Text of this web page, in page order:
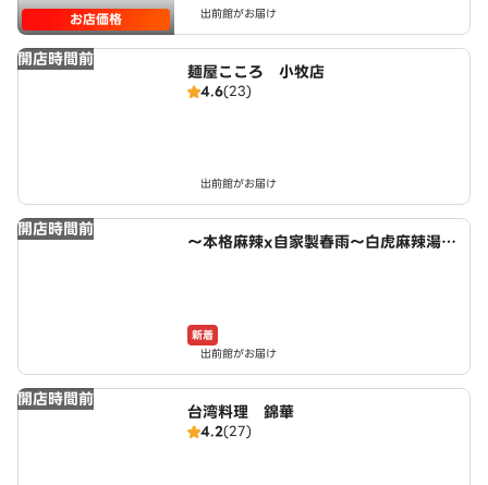
お店価格 出前館がお届け
開店時間前
麺屋こころ 小牧店
4.6(23)
出前館がお届け
開店時間前
～本格麻辣x自家製春雨～白虎麻辣湯
新着
出前館がお届け
開店時間前
台湾料理 錦華
4.2(27)